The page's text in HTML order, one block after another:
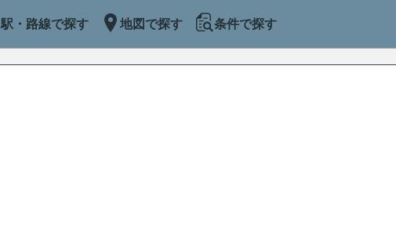
駅・路線で探す 地図で探す 条件で探す